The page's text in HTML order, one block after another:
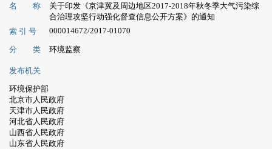
名 称
关于印发《京津冀及周边地区2017-2018年秋冬季大气污染综
合治理攻坚行动强化督查信息公开方案》的通知
索 引 号
000014672/2017-01070
分 类 环境监察
发布机关
环境保护部
北京市人民政府
天津市人民政府
河北省人民政府
山西省人民政府
山东省人民政府